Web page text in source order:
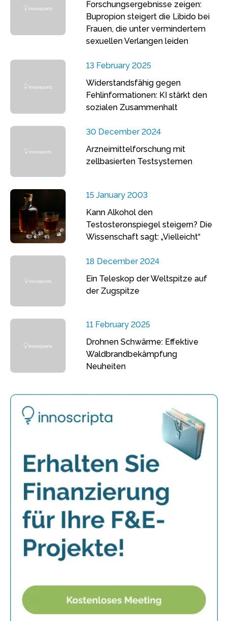
Forschungsergebnisse zeigen:
Bupropion steigert die Libido bei
Frauen, die unter vermindertem
sexuellen Verlangen leiden
13 February 2025
Widerstandsfähig gegen
Fehlinformationen: KI stärkt den
sozialen Zusammenhalt
30 December 2024
Arzneimittelforschung mit
zellbasierten Testsystemen
15 January 2003
Kann Alkohol den
Testosteronspiegel steigern? Die
Wissenschaft sagt: „Vielleicht“
18 December 2024
Ein Teleskop der Weltspitze auf
der Zugspitze
11 February 2025
Drohnen Schwärme: Effektive
Waldbrandbekämpfung
Neuheiten